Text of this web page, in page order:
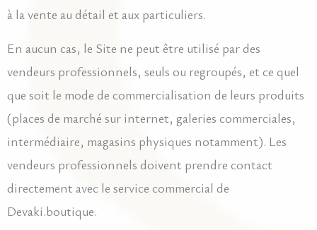
à la vente au détail et aux particuliers.
En aucun cas, le Site ne peut être utilisé par des
vendeurs professionnels, seuls ou regroupés, et ce quel
que soit le mode de commercialisation de leurs produits
(places de marché sur internet, galeries commerciales,
intermédiaire, magasins physiques notamment). Les
vendeurs professionnels doivent prendre contact
directement avec le service commercial de
Devaki.boutique.